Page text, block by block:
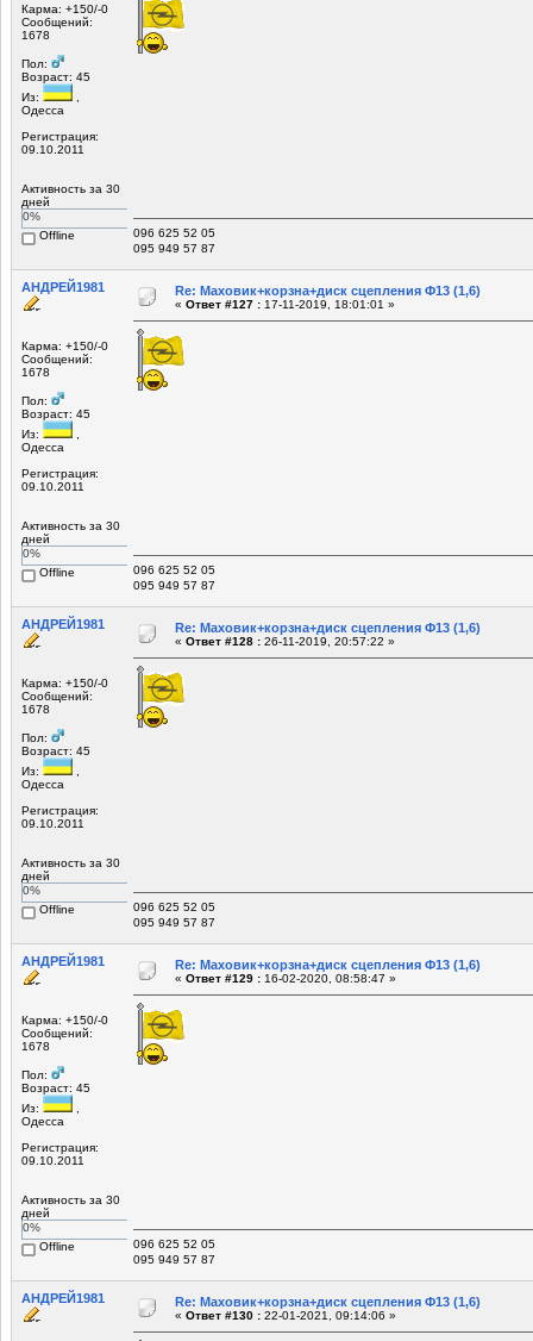
Карма: +150/-0
Сообщений:
1678
Пол:
Возраст: 45
Из:
Одесса
Регистрация:
09.10.2011
Активность за 30
дней
0%
Offline
096 625 52 05
095 949 57 87
АНДРЕЙ1981
Карма: +150/-0
Сообщений:
1678
Пол:
Возраст: 45
Из:
Одесса
Регистрация:
09.10.2011
Активность за 30
дней
0%
Offline
Re: Маховик+корзна+диск сцепления Ф13 (1,6)
« Ответ #127 : 17-11-2019, 18:01:01 »
096 625 52 05
095 949 57 87
АНДРЕЙ1981
Карма: +150/-0
Сообщений:
1678
Пол:
Возраст: 45
Из:
Одесса
Регистрация:
09.10.2011
Активность за 30
дней
0%
Offline
Re: Маховик+корзна+диск сцепления Ф13 (1,6)
« Ответ #128 : 26-11-2019, 20:57:22 »
096 625 52 05
095 949 57 87
АНДРЕЙ1981
Карма: +150/-0
Сообщений:
1678
Пол:
Возраст: 45
Из:
Одесса
Регистрация:
09.10.2011
Активность за 30
дней
0%
Offline
Re: Маховик+корзна+диск сцепления Ф13 (1,6)
« Ответ #129 : 16-02-2020, 08:58:47 »
096 625 52 05
095 949 57 87
АНДРЕЙ1981 Re: Маховик+корзна+диск сцепления Ф13 (1,6)
« Ответ #130 : 22-01-2021, 09:14:06 »